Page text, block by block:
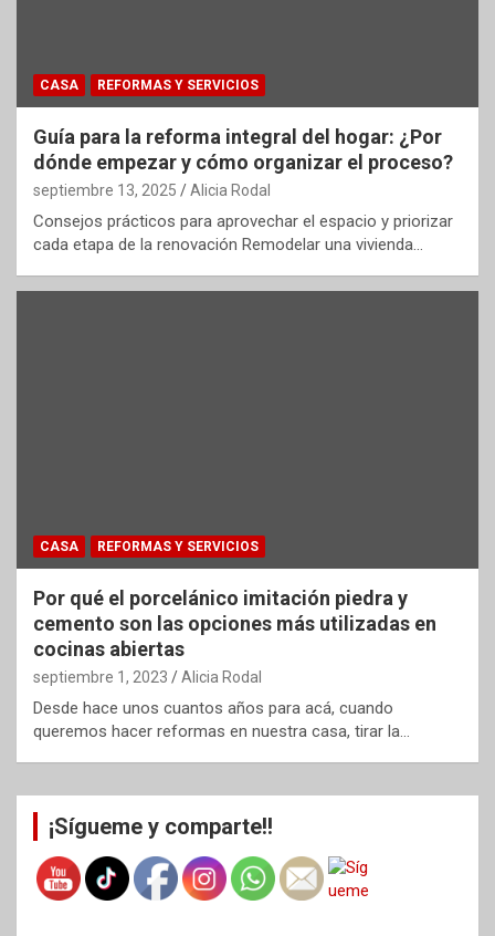
CASA REFORMAS Y SERVICIOS
Guía para la reforma integral del hogar: ¿Por
dónde empezar y cómo organizar el proceso?
septiembre 13, 2025 Alicia Rodal
Consejos prácticos para aprovechar el espacio y priorizar
cada etapa de la renovación Remodelar una vivienda…
CASA REFORMAS Y SERVICIOS
Por qué el porcelánico imitación piedra y
cemento son las opciones más utilizadas en
cocinas abiertas
septiembre 1, 2023 Alicia Rodal
Desde hace unos cuantos años para acá, cuando
queremos hacer reformas en nuestra casa, tirar la…
¡Sígueme y comparte!!